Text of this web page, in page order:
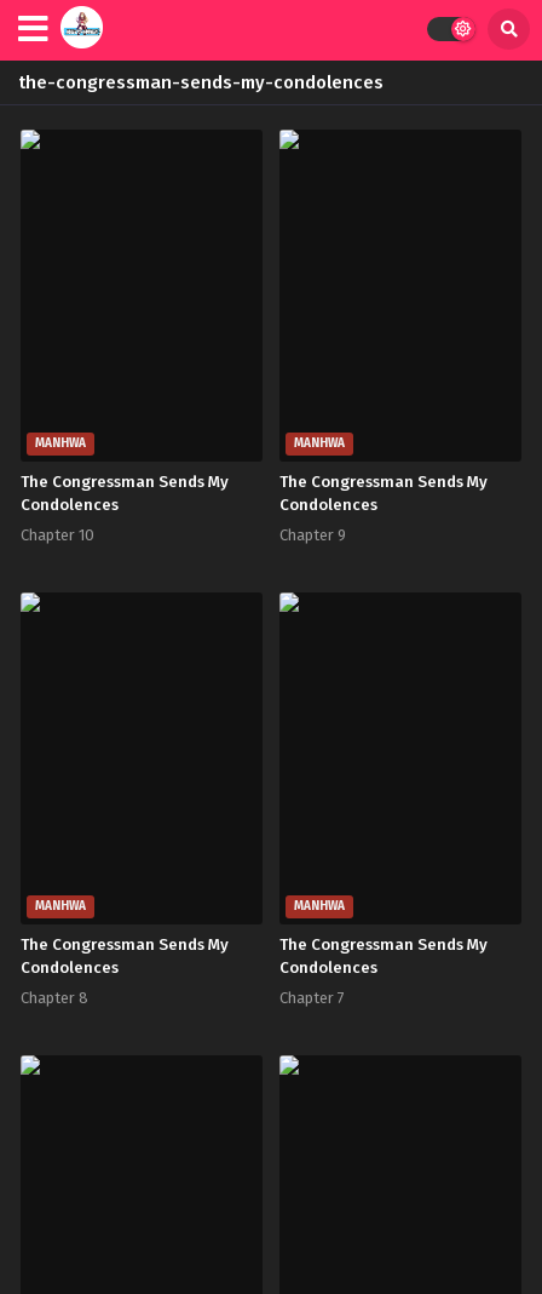
the-congressman-sends-my-condolences
MANHWA
The Congressman Sends My
Condolences
Chapter 10
MANHWA
The Congressman Sends My
Condolences
Chapter 9
MANHWA
The Congressman Sends My
Condolences
Chapter 8
MANHWA
The Congressman Sends My
Condolences
Chapter 7